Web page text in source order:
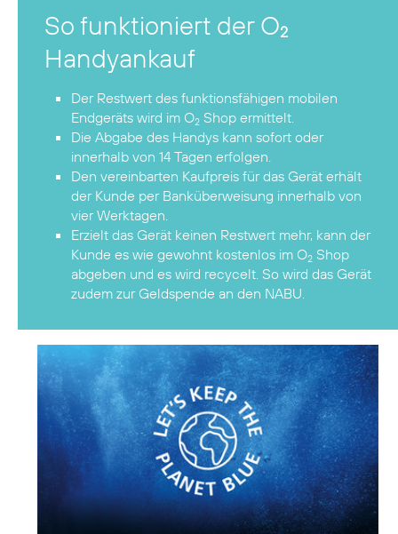
So funktioniert der O2
Handyankauf
Der Restwert des funktionsfähigen mobilen
Endgeräts wird im O2 Shop ermittelt.
Die Abgabe des Handys kann sofort oder
innerhalb von 14 Tagen erfolgen.
Den vereinbarten Kaufpreis für das Gerät erhält
der Kunde per Banküberweisung innerhalb von
vier Werktagen.
Erzielt das Gerät keinen Restwert mehr, kann der
Kunde es wie gewohnt kostenlos im O2 Shop
abgeben und es wird recycelt. So wird das Gerät
zudem zur Geldspende an den NABU.